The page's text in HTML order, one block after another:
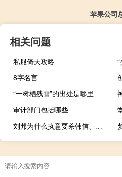
苹果公司
相关问题
私服倚天攻略
8字名言
“一树栖残雪”的出处是哪里
审计部门包括哪些
刘邦为什么执意要杀韩信、张良还有萧何?